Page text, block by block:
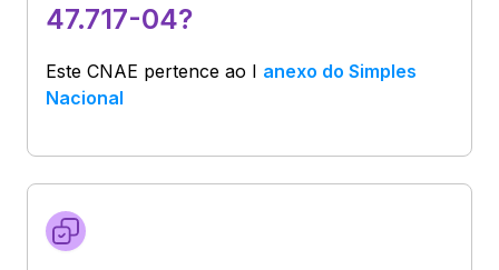
47.717-04?
Este CNAE pertence ao I anexo do Simples
Nacional